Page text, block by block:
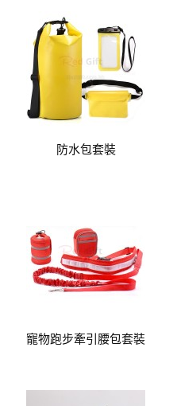
防水包套裝
寵物跑步牽引腰包套裝